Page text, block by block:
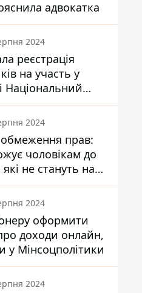
адвокатка
2024
реєстрація
на участь у
Національний
це зробити
Дія
2024
прав:
чоловікам до
не стануть на
облік
2024
оформити
доходи онлайн,
пояснили у Мінсоцполітики
2024